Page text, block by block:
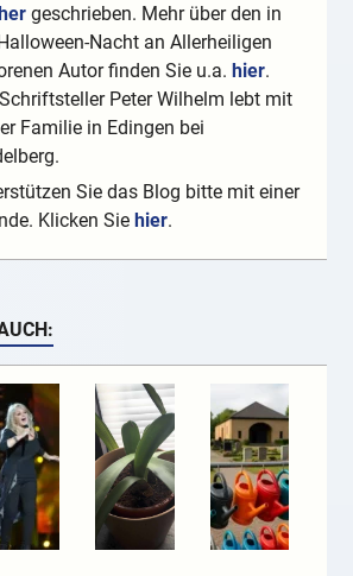
geschrieben. Mehr über den in
Nacht an Allerheiligen
Autor finden Sie u.a.hier.
Peter Wilhelm lebt mit
Familie in Edingen bei
Sie das Blog bitte mit einer
Klicken Siehier.